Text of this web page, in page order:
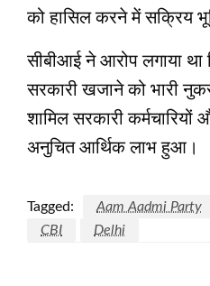
को हासिल करने में सक्रिय
सीबीआई ने आरोप लगाया
सरकारी खजाने को भारी
शामिल सरकारी कर्मचारियों
अनुचित आर्थिक लाभ हुआ।
Tagged: Aam Aadmi Party
CBI
Delhi